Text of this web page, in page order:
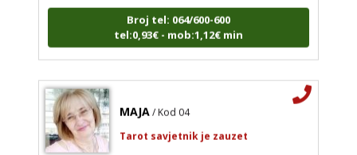
Broj tel: 064/600-600
tel:0,93€ - mob:1,12€ min
TEHNIKE:tarot, detekcija i skidanje uroka, vidovitost,